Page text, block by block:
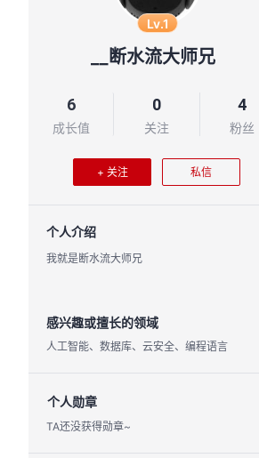
Lv.1
__断水流大师兄
6
成长值
0
关注
4
粉丝
+ 关注 私信
个人介绍
我就是断水流大师兄
感兴趣或擅长的领域
人工智能、数据库、云安全、编程语言
个人勋章
TA还没获得勋章~